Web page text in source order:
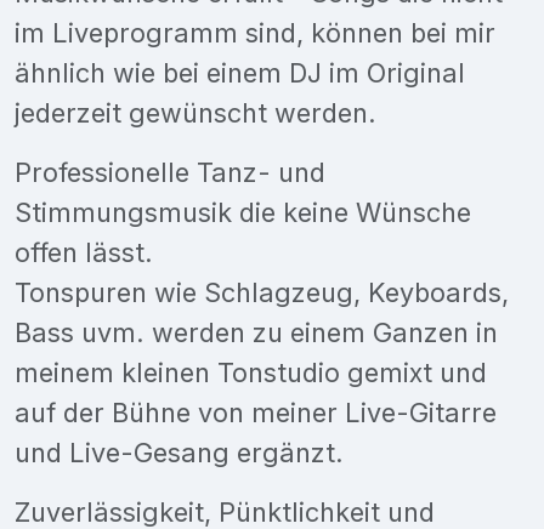
im Liveprogramm sind, können bei mir
ähnlich wie bei einem DJ im Original
jederzeit gewünscht werden.
Professionelle Tanz- und
Stimmungsmusik die keine Wünsche
offen lässt.
Tonspuren wie Schlagzeug, Keyboards,
Bass uvm. werden zu einem Ganzen in
meinem kleinen Tonstudio gemixt und
auf der Bühne von meiner Live-Gitarre
und Live-Gesang ergänzt.
Zuverlässigkeit, Pünktlichkeit und